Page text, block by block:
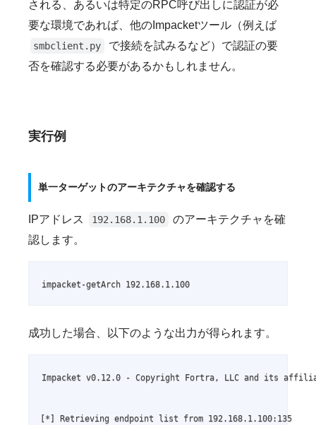
される、あるいは特定のRPC呼び出しに認証が必
要な環境であれば、他のImpacketツール（例えば
smbclient.py
で接続を試みるなど）で認証の要
否を確認する必要があるかもしれません。
実行例
単一ターゲットのアーキテクチャを確認する
IPアドレス 192.168.1.100
のアーキテクチャを確
認します。
impacket-getArch 192.168.1.100
成功した場合、以下のような出力が得られます。
Impacket v0.12.0 - Copyright Fortra, LLC and its
[*] Retrieving endpoint list from 192.168.1.100:135